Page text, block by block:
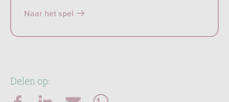
Naar het spel
Delen op: